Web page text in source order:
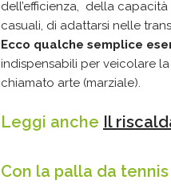
dell’efficienza, della
casuali, di adattarsi nelle
Ecco qualche semplice
indispensabili per veicolare
chiamato arte (marziale).
Leggi anche Il
Con la palla da tennis